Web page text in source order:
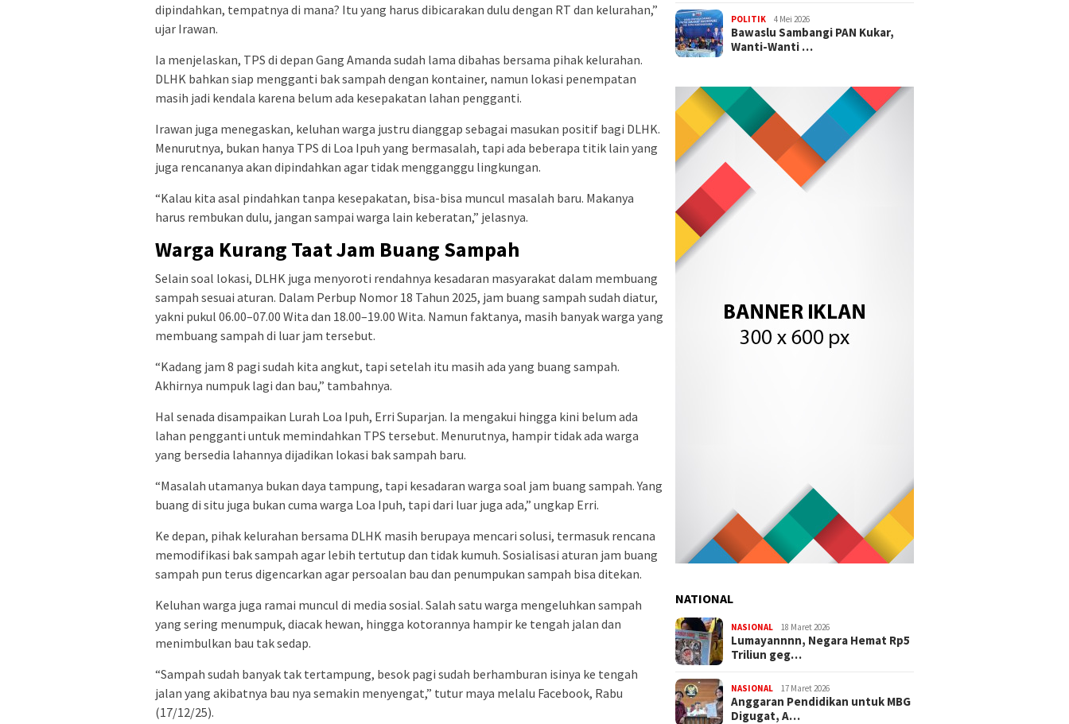
dipindahkan, tempatnya di mana? Itu yang harus dibicarakan dulu dengan RT dan kelurahan,”
ujar Irawan.
Ia menjelaskan, TPS di depan Gang Amanda sudah lama dibahas bersama pihak kelurahan.
DLHK bahkan siap mengganti bak sampah dengan kontainer, namun lokasi penempatan
masih jadi kendala karena belum ada kesepakatan lahan pengganti.
Irawan juga menegaskan, keluhan warga justru dianggap sebagai masukan positif bagi DLHK.
Menurutnya, bukan hanya TPS di Loa Ipuh yang bermasalah, tapi ada beberapa titik lain yang
juga rencananya akan dipindahkan agar tidak mengganggu lingkungan.
“Kalau kita asal pindahkan tanpa kesepakatan, bisa-bisa muncul masalah baru. Makanya
harus rembukan dulu, jangan sampai warga lain keberatan,” jelasnya.
Warga Kurang Taat Jam Buang Sampah
Selain soal lokasi, DLHK juga menyoroti rendahnya kesadaran masyarakat dalam membuang
sampah sesuai aturan. Dalam Perbup Nomor 18 Tahun 2025, jam buang sampah sudah diatur,
yakni pukul 06.00–07.00 Wita dan 18.00–19.00 Wita. Namun faktanya, masih banyak warga yang
membuang sampah di luar jam tersebut.
“Kadang jam 8 pagi sudah kita angkut, tapi setelah itu masih ada yang buang sampah.
Akhirnya numpuk lagi dan bau,” tambahnya.
Hal senada disampaikan Lurah Loa Ipuh, Erri Suparjan. Ia mengakui hingga kini belum ada
lahan pengganti untuk memindahkan TPS tersebut. Menurutnya, hampir tidak ada warga
yang bersedia lahannya dijadikan lokasi bak sampah baru.
“Masalah utamanya bukan daya tampung, tapi kesadaran warga soal jam buang sampah. Yang
buang di situ juga bukan cuma warga Loa Ipuh, tapi dari luar juga ada,” ungkap Erri.
Ke depan, pihak kelurahan bersama DLHK masih berupaya mencari solusi, termasuk rencana
memodifikasi bak sampah agar lebih tertutup dan tidak kumuh. Sosialisasi aturan jam buang
sampah pun terus digencarkan agar persoalan bau dan penumpukan sampah bisa ditekan.
Keluhan warga juga ramai muncul di media sosial. Salah satu warga mengeluhkan sampah
yang sering menumpuk, diacak hewan, hingga kotorannya hampir ke tengah jalan dan
menimbulkan bau tak sedap.
“Sampah sudah banyak tak tertampung, besok pagi sudah berhamburan isinya ke tengah
jalan yang akibatnya bau nya semakin menyengat,” tutur maya melalu Facebook, Rabu
(17/12/25).
POLITIK 4 Mei 2026
Bawaslu Sambangi PAN Kukar,
Wanti-Wanti …
NATIONAL
NASIONAL 18 Maret 2026
Lumayannnn, Negara Hemat Rp5
Triliun geg…
NASIONAL 17 Maret 2026
Anggaran Pendidikan untuk MBG
Digugat, A…